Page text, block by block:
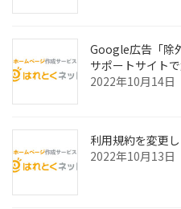
Google広告「除
サポートサイト
2022年10月14日
利用規約を変更し
2022年10月13日